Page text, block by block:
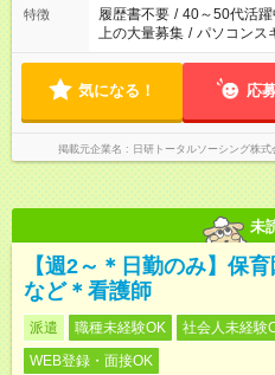
ません
特徴 履歴書不要 / 40～50代活躍
上の大量募集 / パソコンス
気になる！ 応
掲載元企業名 日研トータルソーシング株
未
【週2～＊日勤のみ】保
など＊看護師
派遣 職種未経験OK 社会人未経験
WEB登録・面接OK